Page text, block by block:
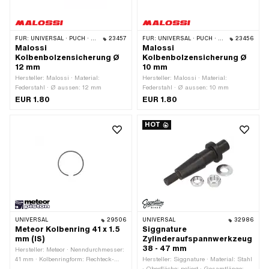
FÜR: UNIVERSAL · PUCH · SACHS · PONY / CILO (BETA 521 & 512) · PIAGGIO · SOLEX · TOMOS · BYE BIKE · ALPA CHOPPER / TURBO · CILO · DKW · FANTIC · GARELLI · HONDA · HERCULES · ILO / JLO · KREIDLER · MALAGUTI · MBK / MOTOBÉCANE · MIELE · SUZUKI · MONARK · PEUGEOT · VICTORIA · YAMAHA 23457
Malossi
Kolbenbolzensicherung Ø
12 mm
Hersteller: Malossi · Material:
Federstahl · Ø aussen: 12 mm
EUR 1.80
FÜR: UNIVERSAL · PUCH · PIAGGIO · TOMOS 23456
Malossi
Kolbenbolzensicherung Ø
10 mm
Hersteller: Malossi · Material:
Federstahl · Ø aussen: 10 mm
EUR 1.80
UNIVERSAL 29506
Meteor Kolbenring 41 x 1.5
mm (IS)
Hersteller: Meteor · Nenndurchmesser:
41 mm · Kolbenringform: Rechteck-
HOT
UNIVERSAL 32986
Siggnature
Zylinderaufspannwerkzeug
38 - 47 mm
Hersteller: Siggnature · Material: Stahl